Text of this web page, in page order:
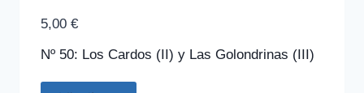
Nº 50: Los Cardos (II) y Las Golondrinas (III)
5,00 €